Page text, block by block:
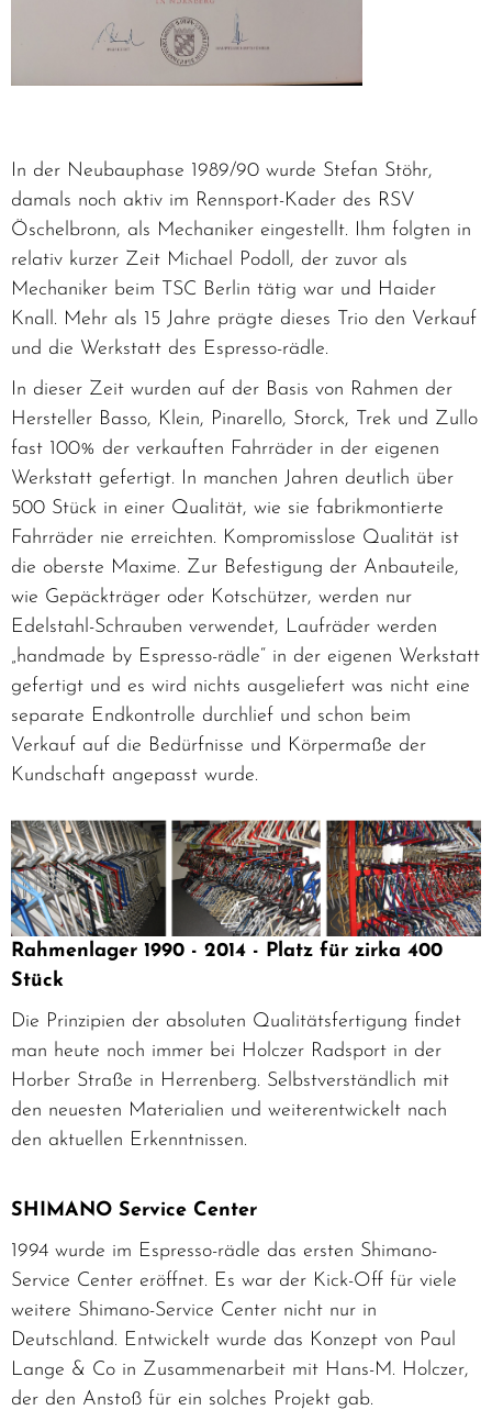
In der Neubauphase 1989/90 wurde Stefan Stöhr,
damals noch aktiv im Rennsport-Kader des RSV
Öschelbronn, als Mechaniker eingestellt. Ihm folgten in
relativ kurzer Zeit Michael Podoll, der zuvor als
Mechaniker beim TSC Berlin tätig war und Haider
Knall. Mehr als 15 Jahre prägte dieses Trio den Verkauf
und die Werkstatt des Espresso-rädle.
In dieser Zeit wurden auf der Basis von Rahmen der
Hersteller Basso, Klein, Pinarello, Storck, Trek und Zullo
fast 100% der verkauften Fahrräder in der eigenen
Werkstatt gefertigt. In manchen Jahren deutlich über
500 Stück in einer Qualität, wie sie fabrikmontierte
Fahrräder nie erreichten. Kompromisslose Qualität ist
die oberste Maxime. Zur Befestigung der Anbauteile,
wie Gepäckträger oder Kotschützer, werden nur
Edelstahl-Schrauben verwendet, Laufräder werden
„handmade by Espresso-rädle“ in der eigenen Werkstatt
gefertigt und es wird nichts ausgeliefert was nicht eine
separate Endkontrolle durchlief und schon beim
Verkauf auf die Bedürfnisse und Körpermaße der
Kundschaft angepasst wurde.
Rahmenlager 1990 - 2014 - Platz für zirka 400
Stück
Die Prinzipien der absoluten Qualitätsfertigung findet
man heute noch immer bei Holczer Radsport in der
Horber Straße in Herrenberg. Selbstverständlich mit
den neuesten Materialien und weiterentwickelt nach
den aktuellen Erkenntnissen.
SHIMANO Service Center
1994 wurde im Espresso-rädle das ersten Shimano-
Service Center eröffnet. Es war der Kick-Off für viele
weitere Shimano-Service Center nicht nur in
Deutschland. Entwickelt wurde das Konzept von Paul
Lange & Co in Zusammenarbeit mit Hans-M. Holczer,
der den Anstoß für ein solches Projekt gab.